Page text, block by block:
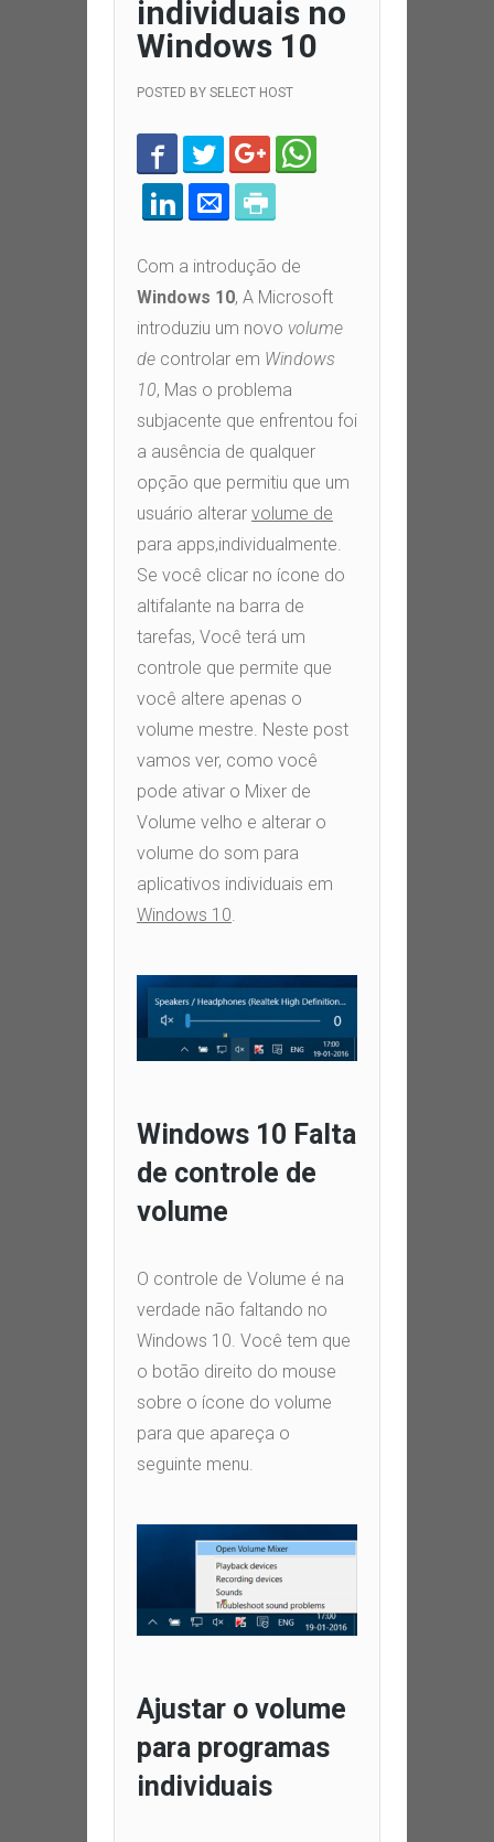
individuais no
Windows 10
POSTED BY SELECT HOST
Com a introdução de
Windows 10, A Microsoft
introduziu um novo volume
de controlar em Windows
10, Mas o problema
subjacente que enfrentou foi
a ausência de qualquer
opção que permitiu que um
usuário alterar volume de
para apps,individualmente.
Se você clicar no ícone do
altifalante na barra de
tarefas, Você terá um
controle que permite que
você altere apenas o
volume mestre. Neste post
vamos ver, como você
pode ativar o Mixer de
Volume velho e alterar o
volume do som para
aplicativos individuais em
Windows 10.
Windows 10 Falta
de controle de
volume
O controle de Volume é na
verdade não faltando no
Windows 10. Você tem que
o botão direito do mouse
sobre o ícone do volume
para que apareça o
seguinte menu
Ajustar o volume
para programas
individuais